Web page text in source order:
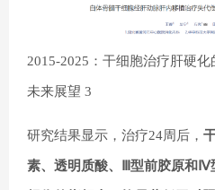
2015-2025：干细胞治疗肝硬
未来展望 3
研究结果显示，治疗24周后，
素、透明质酸、Ⅲ型前胶原和Ⅳ